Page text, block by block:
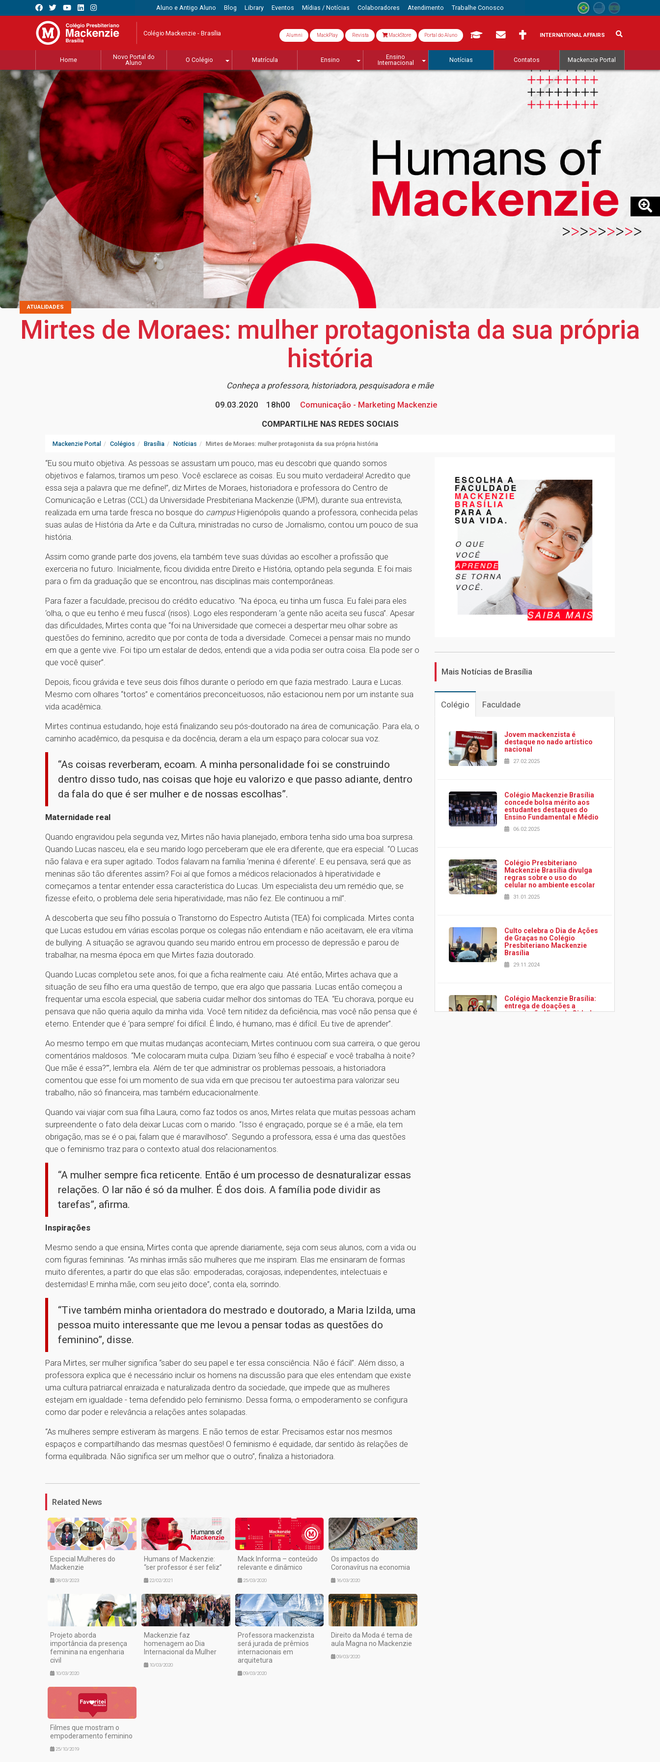
Aluno e Antigo Aluno Blog Library Eventos Mídias / Notícias Colaboradores Atendimento Trabalhe Conosco
Colégio Mackenzie - Brasília Alumni MackPlay Revista MackStore Portal do Aluno INTERNATIONAL AFFAIRS
Home
Novo Portal do
Aluno
O Colégio Matrícula Ensino
Ensino
Internacional
Notícias Contatos Mackenzie Portal
ATUALIDADES
Mirtes de Moraes: mulher protagonista da sua própria
história
Conheça a professora, historiadora, pesquisadora e mãe
09.03.2020
18h00
Comunicação - Marketing Mackenzie
COMPARTILHE NAS REDES SOCIAIS
Mackenzie Portal Colégios Brasília Notícias Mirtes de Moraes: mulher protagonista da sua própria história
“Eu sou muito objetiva. As pessoas se assustam um pouco, mas eu descobri que quando somos
objetivos e falamos, tiramos um peso. Você esclarece as coisas. Eu sou muito verdadeira! Acredito que
essa seja a palavra que me define!”, diz Mirtes de Moraes, historiadora e professora do Centro de
Comunicação e Letras (CCL) da Universidade Presbiteriana Mackenzie (UPM), durante sua entrevista,
realizada em uma tarde fresca no bosque do campus Higienópolis quando a professora, conhecida pelas
suas aulas de História da Arte e da Cultura, ministradas no curso de Jornalismo, contou um pouco de sua
história.
Assim como grande parte dos jovens, ela também teve suas dúvidas ao escolher a profissão que
exerceria no futuro. Inicialmente, ficou dividida entre Direito e História, optando pela segunda. E foi mais
para o fim da graduação que se encontrou, nas disciplinas mais contemporâneas.
Para fazer a faculdade, precisou do crédito educativo. “Na época, eu tinha um fusca. Eu falei para eles
‘olha, o que eu tenho é meu fusca’ (risos). Logo eles responderam ‘a gente não aceita seu fusca”. Apesar
das dificuldades, Mirtes conta que “foi na Universidade que comecei a despertar meu olhar sobre as
questões do feminino, acredito que por conta de toda a diversidade. Comecei a pensar mais no mundo
em que a gente vive. Foi tipo um estalar de dedos, entendi que a vida podia ser outra coisa. Ela pode ser o
que você quiser”.
Depois, ficou grávida e teve seus dois filhos durante o período em que fazia mestrado. Laura e Lucas.
Mesmo com olhares “tortos” e comentários preconceituosos, não estacionou nem por um instante sua
vida acadêmica.
Mirtes continua estudando, hoje está finalizando seu pós-doutorado na área de comunicação. Para ela, o
caminho acadêmico, da pesquisa e da docência, deram a ela um espaço para colocar sua voz.
“As coisas reverberam, ecoam. A minha personalidade foi se construindo
dentro disso tudo, nas coisas que hoje eu valorizo e que passo adiante, dentro
da fala do que é ser mulher e de nossas escolhas”.
Maternidade real
Quando engravidou pela segunda vez, Mirtes não havia planejado, embora tenha sido uma boa surpresa.
Quando Lucas nasceu, ela e seu marido logo perceberam que ele era diferente, que era especial. “O Lucas
não falava e era super agitado. Todos falavam na família ‘menina é diferente’. E eu pensava, será que as
meninas são tão diferentes assim? Foi aí que fomos a médicos relacionados à hiperatividade e
começamos a tentar entender essa característica do Lucas. Um especialista deu um remédio que, se
fizesse efeito, o problema dele seria hiperatividade, mas não fez. Ele continuou a mil”.
A descoberta que seu filho possuía o Transtorno do Espectro Autista (TEA) foi complicada. Mirtes conta
que Lucas estudou em várias escolas porque os colegas não entendiam e não aceitavam, ele era vítima
de bullying. A situação se agravou quando seu marido entrou em processo de depressão e parou de
trabalhar, na mesma época em que Mirtes fazia doutorado.
Quando Lucas completou sete anos, foi que a ficha realmente caiu. Até então, Mirtes achava que a
situação de seu filho era uma questão de tempo, que era algo que passaria. Lucas então começou a
frequentar uma escola especial, que saberia cuidar melhor dos sintomas do TEA. “Eu chorava, porque eu
pensava que não queria aquilo da minha vida. Você tem nitidez da deficiência, mas você não pensa que é
eterno. Entender que é ‘para sempre’ foi difícil. É lindo, é humano, mas é difícil. Eu tive de aprender”.
Ao mesmo tempo em que muitas mudanças aconteciam, Mirtes continuou com sua carreira, o que gerou
comentários maldosos. “Me colocaram muita culpa. Diziam ‘seu filho é especial’ e você trabalha à noite?
Que mãe é essa?’”, lembra ela. Além de ter que administrar os problemas pessoais, a historiadora
comentou que esse foi um momento de sua vida em que precisou ter autoestima para valorizar seu
trabalho, não só financeira, mas também educacionalmente.
Quando vai viajar com sua filha Laura, como faz todos os anos, Mirtes relata que muitas pessoas acham
surpreendente o fato dela deixar Lucas com o marido. “Isso é engraçado, porque se é a mãe, ela tem
obrigação, mas se é o pai, falam que é maravilhoso”. Segundo a professora, essa é uma das questões
que o feminismo traz para o contexto atual dos relacionamentos.
“A mulher sempre fica reticente. Então é um processo de desnaturalizar essas
relações. O lar não é só da mulher. É dos dois. A família pode dividir as
tarefas”, afirma.
Inspirações
Mesmo sendo a que ensina, Mirtes conta que aprende diariamente, seja com seus alunos, com a vida ou
com figuras femininas. “As minhas irmãs são mulheres que me inspiram. Elas me ensinaram de formas
muito diferentes, a partir do que elas são: empoderadas, corajosas, independentes, intelectuais e
destemidas! E minha mãe, com seu jeito doce”, conta ela, sorrindo.
“Tive também minha orientadora do mestrado e doutorado, a Maria Izilda, uma
pessoa muito interessante que me levou a pensar todas as questões do
feminino”, disse.
Para Mirtes, ser mulher significa “saber do seu papel e ter essa consciência. Não é fácil”. Além disso, a
professora explica que é necessário incluir os homens na discussão para que eles entendam que existe
uma cultura patriarcal enraizada e naturalizada dentro da sociedade, que impede que as mulheres
estejam em igualdade - tema defendido pelo feminismo. Dessa forma, o empoderamento se configura
como dar poder e relevância a relações antes solapadas.
“As mulheres sempre estiveram às margens. E não temos de estar. Precisamos estar nos mesmos
espaços e compartilhando das mesmas questões! O feminismo é equidade, dar sentido às relações de
forma equilibrada. Não significa ser um melhor que o outro”, finaliza a historiadora.
1
Related News
Especial Mulheres do
Mackenzie
08/03/2023
Humans of Mackenzie:
“ser professor é ser feliz”
22/02/2021
Mack Informa – conteúdo
relevante e dinâmico
25/03/2020
Os impactos do
Coronavírus na economia
16/03/2020
Projeto aborda
importância da presença
feminina na engenharia
civil
10/03/2020
Mackenzie faz
homenagem ao Dia
Internacional da Mulher
10/03/2020
Professora mackenzista
será jurada de prêmios
internacionais em
arquitetura
09/03/2020
Direito da Moda é tema de
aula Magna no Mackenzie
09/03/2020
Filmes que mostram o
empoderamento feminino
25/10/2019
Mais Notícias de Brasília
Colégio Faculdade
Jovem mackenzista é
destaque no nado artístico
nacional
27.02.2025
Colégio Mackenzie Brasília
concede bolsa mérito aos
estudantes destaques do
Ensino Fundamental e Médio
06.02.2025
Colégio Presbiteriano
Mackenzie Brasília divulga
regras sobre o uso do
celular no ambiente escolar
31.01.2025
Culto celebra o Dia de Ações
de Graças no Colégio
Presbiteriano Mackenzie
Brasília
29.11.2024
Colégio Mackenzie Brasília:
entrega de doações a
associação Viver da Cidade